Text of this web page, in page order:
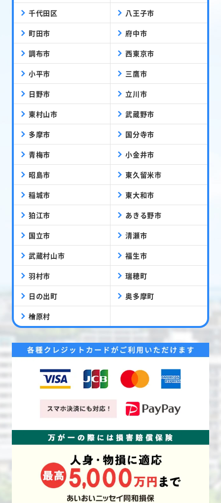
千代田区 八王子市
町田市 府中市
調布市 西東京市
小平市 三鷹市
日野市 立川市
東村山市 武蔵野市
多摩市 国分寺市
青梅市 小金井市
昭島市 東久留米市
稲城市 東大和市
狛江市 あきる野市
国立市 清瀬市
武蔵村山市 福生市
羽村市 瑞穂町
日の出町 奥多摩町
檜原村